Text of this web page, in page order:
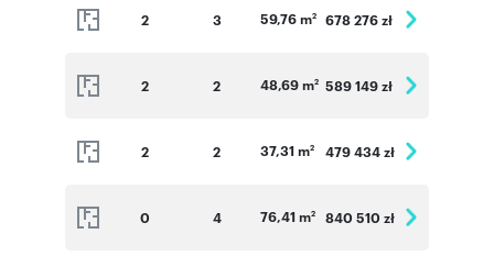
2 3 59,76 m2 678 276 zł
2 2 48,69 m2 589 149 zł
2 2 37,31 m2 479 434 zł
0 4 76,41 m2 840 510 zł